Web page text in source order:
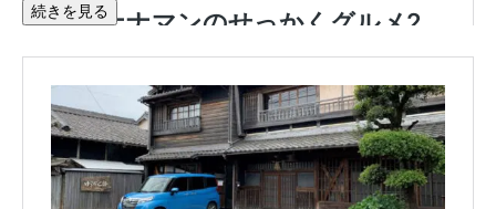
続きを見る